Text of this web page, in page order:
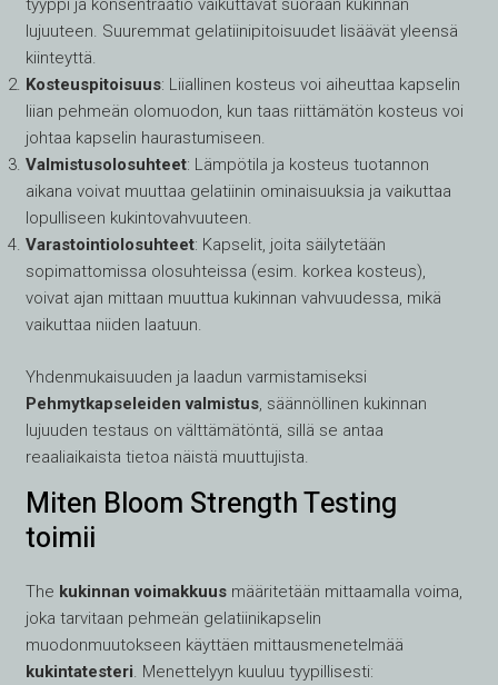
tyyppi ja konsentraatio vaikuttavat suoraan kukinnan
lujuuteen. Suuremmat gelatiinipitoisuudet lisäävät yleensä
kiinteyttä.
Kosteuspitoisuus: Liiallinen kosteus voi aiheuttaa kapselin
liian pehmeän olomuodon, kun taas riittämätön kosteus voi
johtaa kapselin haurastumiseen.
Valmistusolosuhteet: Lämpötila ja kosteus tuotannon
aikana voivat muuttaa gelatiinin ominaisuuksia ja vaikuttaa
lopulliseen kukintovahvuuteen.
Varastointiolosuhteet: Kapselit, joita säilytetään
sopimattomissa olosuhteissa (esim. korkea kosteus),
voivat ajan mittaan muuttua kukinnan vahvuudessa, mikä
vaikuttaa niiden laatuun.
Yhdenmukaisuuden ja laadun varmistamiseksi
Pehmytkapseleiden valmistus, säännöllinen kukinnan
lujuuden testaus on välttämätöntä, sillä se antaa
reaaliaikaista tietoa näistä muuttujista.
Miten Bloom Strength Testing
toimii
The kukinnan voimakkuus määritetään mittaamalla voima,
joka tarvitaan pehmeän gelatiinikapselin
muodonmuutokseen käyttäen mittausmenetelmää
kukintatesteri. Menettelyyn kuuluu tyypillisesti: